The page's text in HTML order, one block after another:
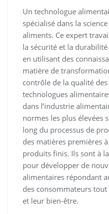
Un technologue
spécialisé dans la
aliments. Ce expert
la sécurité et la
en utilisant des
matière de
contrôle de la qualité
technologues
dans l’industrie
normes les plus élevées
long du processus de
des matières premières
produits finis. Ils sont à
pour développer de
alimentaires répondant
des consommateurs
et leur bien-être.